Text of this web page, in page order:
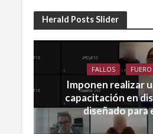
Herald Posts Slider
FALLOS
Imponen realizar
capacitación en
diseñado para